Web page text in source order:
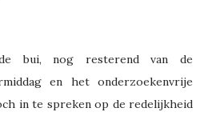
bui, nog resterend van de
en het onderzoekenvrije
in te spreken op de redelijkheid